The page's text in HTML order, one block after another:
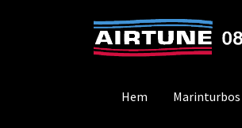
Hem Marinturbos